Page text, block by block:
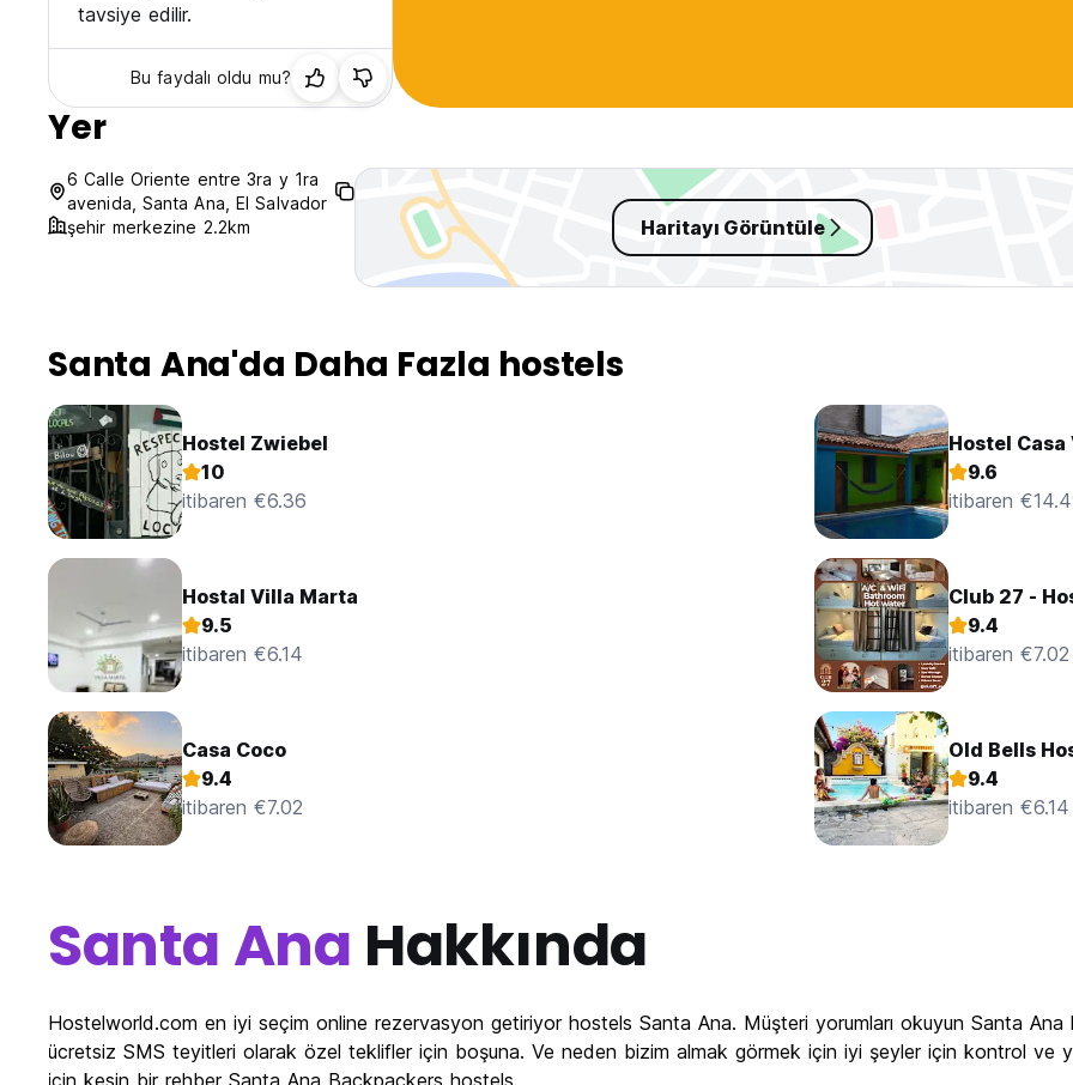
tavsiye edilir.
Bu faydalı oldu mu?
Yer
6 Calle Oriente entre 3ra y 1ra
avenida, Santa Ana, El Salvador
şehir merkezine 2.2km
Haritayı Görüntüle
Santa Ana'da Daha Fazla hostels
Hostel Zwiebel
10
itibaren €6.36
Hostel
9.6
itibaren
Hostal Villa Marta
9.5
itibaren €6.14
Club 27 -
9.4
itibaren €7.02
Casa Coco
9.4
itibaren €7.02
Old Bells
9.4
itibaren €6.14
Santa Ana Hakkında
Hostelworld.com en iyi seçim online rezervasyon getiriyor hostels Santa Ana. Müşteri yorumları okuyun Santa
ücretsiz SMS teyitleri olarak özel teklifler için boşuna. Ve neden bizim almak görmek için iyi şeyler için kontrol ve